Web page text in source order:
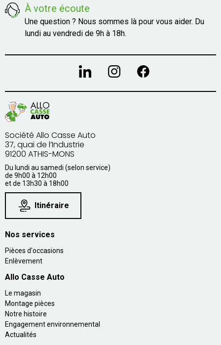
À votre écoute
Une question ? Nous sommes là pour vous aider. Du
lundi au vendredi de 9h à 18h.
Société Allo Casse Auto
37, quai de l’Industrie
91200 ATHIS-MONS
Du lundi au samedi (selon service)
de 9h00 à 12h00
et de 13h30 à 18h00
Itinéraire
Nos services
Pièces d'occasions
Enlèvement
Allo Casse Auto
Le magasin
Montage pièces
Notre histoire
Engagement environnemental
Actualités